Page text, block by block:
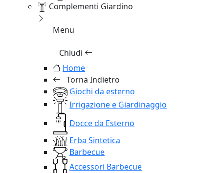
Complementi Giardino
Menu
Chiudi
Home
Torna Indietro
Giochi da esterno
Irrigazione e Giardinaggio
Docce da Esterno
Erba Sintetica
Barbecue
Accessori Barbecue